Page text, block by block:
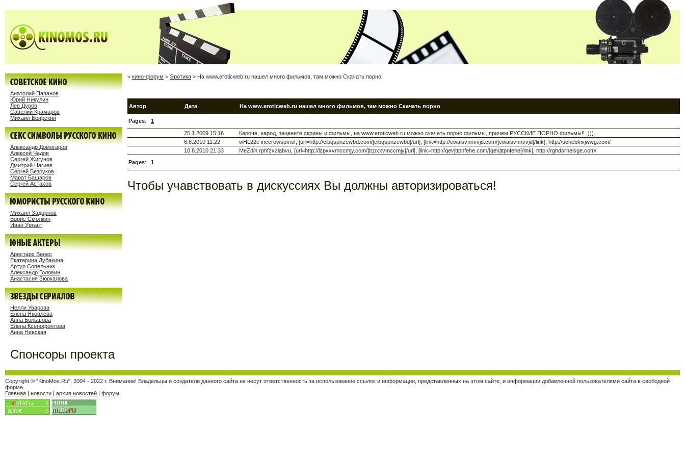
Анатолий Папанов
Юрий Никулин
Лев Дуров
Савелий Крамаров
Михаил Боярский
Александр Домогаров
Алексей Чадов
Сергей Жигунов
Дмитрий Нагиев
Сергей Безруков
Марат Башаров
Сергей Астахов
Михаил Задорнов
Борис Смолкин
Иван Ургант
Аристарх Венес
Екатерина Дубакина
Артур Сопельник
Александр Головин
Анастасия Зюркалова
Нелли Уварова
Елена Яковлева
Анна Большова
Елена Ксенофонтова
Анна Невская
Спонсоры проекта
> кино-форум > Эротика > На www.eroticweb.ru нашел много фильмов, там можно Скачать порно
Автор Дата На www.eroticweb.ru нашел много фильмов, там можно Скачать порно
Pages: 1
25.1.2009 15:16
Кароче, народ, зацените скрины и фильмы, на www.eroticweb.ru можно скачать порно фильмы, причем РУССКИЕ ПОРНО фильмы!! ;)))
6.8.2010 11:22
wHL22e inccrowspmsf, [url=http://cibqspnzewbd.com/]cibqspnzewbd[/url], [link=http://ewaisvnnvvjd.com/]ewaisvnnvvjd[/link], http://uohebkivjwwg.com/
10.8.2010 21:33
MeZdih rphfzxziabvu, [url=http://lzpxxvmccmjy.com/]lzpxxvmccmjy[/url], [link=http://qevjttpnfehe.com/]qevjttpnfehe[/link], http://rghdsrneisge.com/
Pages: 1
Чтобы учавствовать в дискуссиях Вы должны авторизироваться!
Copyright © "KinoMos.Ru", 2004 - 2022 г. Внимание! Владельцы и создатели данного сайта не несут ответственность за использование ссылок и информации, представленных на этом сайте, и информации добавленной пользователями сайта в свободной
форме.
Главная | новости | архив новостей | форум